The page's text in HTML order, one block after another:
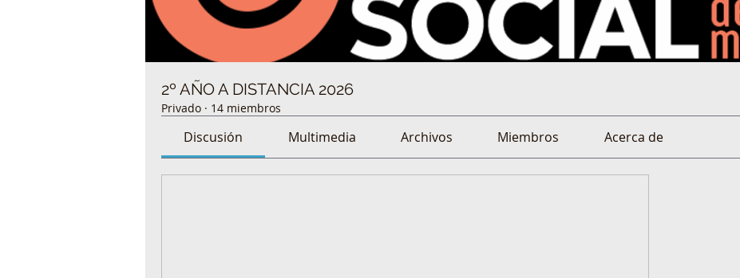
2º AÑO A DISTANCIA 2026
Privado · 14 miembros
Discusión Multimedia Archivos Miembros Acerca de